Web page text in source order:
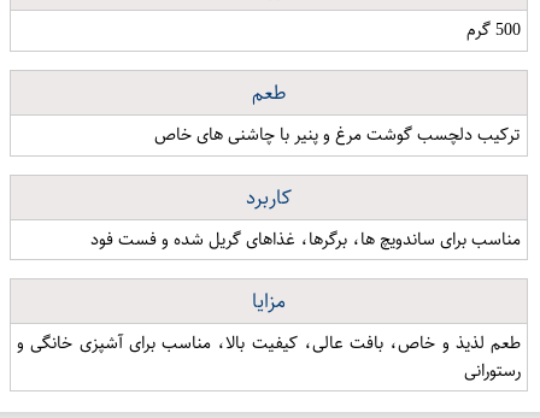
500 گرم
طعم
ترکیب دلچسب گوشت مرغ و پنیر با چاشنی های خاص
کاربرد
مناسب برای ساندویچ ها، برگرها، غذاهای گریل شده و فست فود
مزایا
طعم لذیذ و خاص، بافت عالی، کیفیت بالا، مناسب برای آشپزی خانگی و
رستورانی